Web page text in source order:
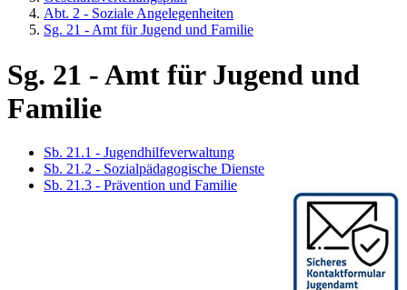
Abt. 2 - Soziale Angelegenheiten
Sg. 21 - Amt für Jugend und Familie
Sg. 21 - Amt für Jugend und
Familie
Sb. 21.1 - Jugendhilfeverwaltung
Sb. 21.2 - Sozialpädagogische Dienste
Sb. 21.3 - Prävention und Familie